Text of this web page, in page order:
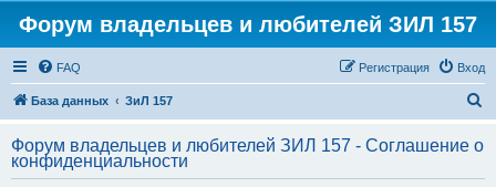
Форум владельцев и любителей ЗИЛ 157
FAQ Вход
Регистрация
База данных ЗиЛ 157
с
Форум владельцев и любителей ЗИЛ 157 - Соглашение о
конфиденциальности